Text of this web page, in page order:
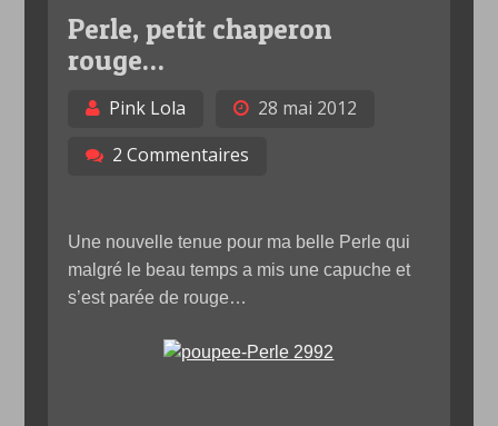
Perle, petit chaperon
rouge…
Pink Lola
28 mai 2012
2 Commentaires
Une nouvelle tenue pour ma belle Perle qui
malgré le beau temps a mis une capuche et
s’est parée de rouge…